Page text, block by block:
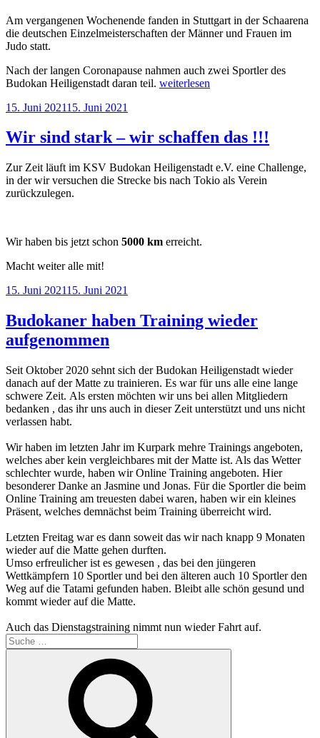
Am vergangenen Wochenende fanden in Stuttgart in der Schaarena
die deutschen Einzelmeisterschaften der Männer und Frauen im
Judo statt.
Nach der langen Coronapause nahmen auch zwei Sportler des
Budokan Heiligenstadt daran teil. „Deutsche
weiterlesen
Veröffentlicht
15. Juni 202115. Juni 2021
Wir sind stark – wir schaffen das !!!
Zur Zeit läuft im KSV Budokan Heiligenstadt e.V. eine Challenge,
in der wir versuchen die Strecke bis nach Tokio als Verein
zurückzulegen.
Wir haben bis jetzt schon 5000 km erreicht.
Macht weiter alle mit!
Veröffentlicht
15. Juni 202115. Juni 2021
Budokaner haben Training wieder
aufgenommen
Seit Oktober 2020 sehnt sich der Budokan Heiligenstadt wieder
danach auf der Matte zu trainieren. Es war für uns alle eine lange
schwere Zeit. Als ersten möchten wir uns bei allen Mitgliedern
bedanken , das ihr uns auch in dieser Zeit unterstützt und uns nicht
verlassen habt.
Wir haben im letzten Jahr im Kurpark mehre Trainings angeboten,
welches aber kein vergleichbares mit der Matte ist. Als das Wetter
schlechter wurde, haben wir Online Training angeboten. Hier
besonderer Danke an Jasmine und Jonas. Für die Sportler die beim
Online Training am treuesten dabei waren, haben wir ein kleines
Präsent, welches demnächst beim Training überreicht wird.
Letzten Freitag war es dann soweit das wir nach knapp 9 Monaten
wieder auf die Matte gehen durften.
Umso erfreulicher ist es gewesen , das bei den jüngeren
Wettkämpfern 10 Sportler und bei den älteren auch 10 Sportler den
Weg auf die Tatami gefunden haben. Bleibt alle schön gesund und
kommt wieder auf die Matte.
Auch das Dienstagstraining nimmt nun wieder Fahrt auf.
Suche
nach: